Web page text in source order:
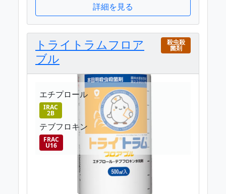
詳細を見る
トライトラムフロア
ブル
殺虫殺
菌剤
エチプロール
IRAC
2B
テブフロキン
FRAC
U16